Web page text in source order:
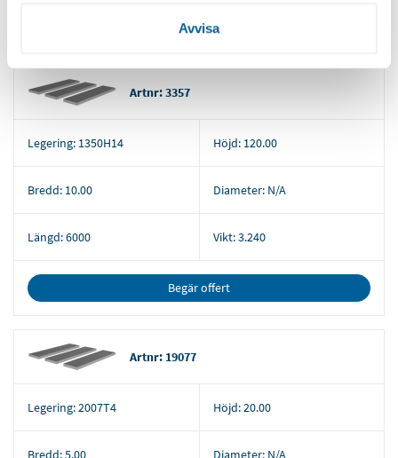
Avvisa
Begär offert
Artnr: 3357
Legering: 1350H14 Höjd: 120.00
Bredd: 10.00 Diameter: N/A
Längd:6000 Vikt:3.240
Begär offert
Artnr: 19077
Legering:2007T4 Höjd:20.00
Bredd:5.00 Diameter: N/A